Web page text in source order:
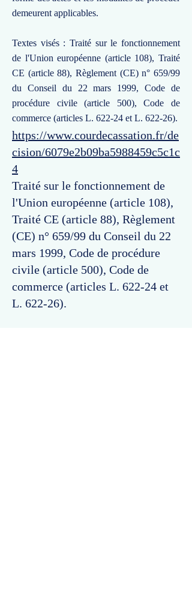
demeurent applicables.
Textes visés : Traité sur le fonctionnement
de l'Union européenne (article 108), Traité
CE (article 88), Règlement (CE) n° 659/99
du Conseil du 22 mars 1999, Code de
procédure civile (article 500), Code de
commerce (articles L. 622-24 et L. 622-26).
https://www.courdecassation.fr/de
cision/6079e2b09ba5988459c5c1c
4
Traité sur le fonctionnement de
l'Union européenne (article 108),
Traité CE (article 88), Règlement
(CE) n° 659/99 du Conseil du 22
mars 1999, Code de procédure
civile (article 500), Code de
commerce (articles L. 622-24 et
L. 622-26).